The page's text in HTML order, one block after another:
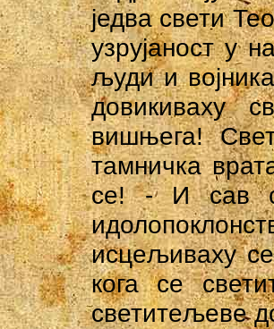
једва свети
узрујаност у
људи и
довикиваху
вишњега!
тамничка
се! - И сав
исцељиваху
кога се
светитељеве